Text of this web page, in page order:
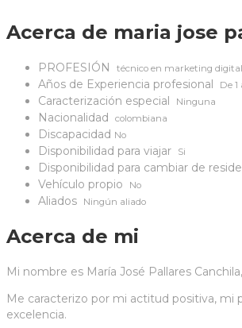
Acerca de maria jose
PROFESIÓN técnico en marketing
Años de Experiencia profesional De 1
Caracterización especial Ninguna
Nacionalidad colombiana
Discapacidad No
Disponibilidad para viajar Si
Disponibilidad para cambiar de
Vehículo propio No
Aliados Ningún aliado
Acerca de mi
Mi nombre es María José Pallares
Me caracterizo por mi actitud positiva, mi
excelencia.